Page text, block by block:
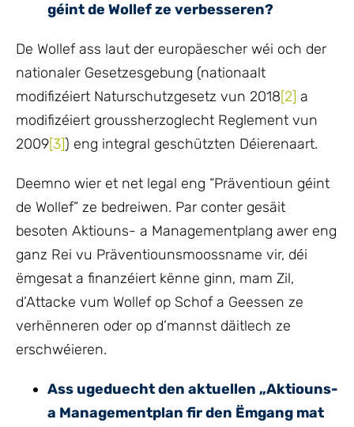
géint de Wollef ze verbesseren?
De Wollef ass laut der europäescher wéi och der
nationaler Gesetzesgebung (nationaalt
modifizéiert Naturschutzgesetz vun 2018[2] a
modifizéiert groussherzoglecht Reglement vun
2009[3]) eng integral geschützten Déierenaart.
Deemno wier et net legal eng “Präventioun géint
de Wollef” ze bedreiwen. Par conter gesäit
besoten Aktiouns- a Managementplang awer eng
ganz Rei vu Präventiounsmoossname vir, déi
ëmgesat a finanzéiert kënne ginn, mam Zil,
d’Attacke vum Wollef op Schof a Geessen ze
verhënneren oder op d’mannst däitlech ze
erschwéieren.
Ass ugeduecht den aktuellen „Aktiouns-
a Managementplan fir den Ëmgang mat